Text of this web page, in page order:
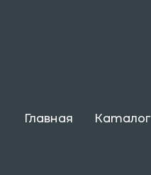
Главная Каталог